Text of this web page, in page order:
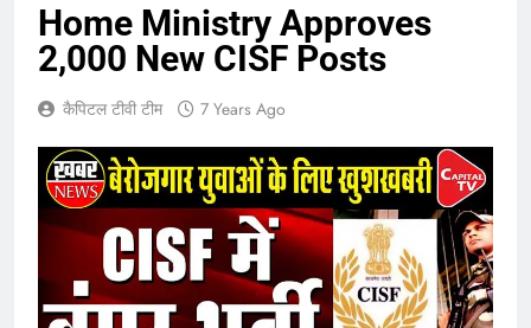
Home Ministry Approves
2,000 New CISF Posts
कैपिटल टीवी टीम 7 Years Ago